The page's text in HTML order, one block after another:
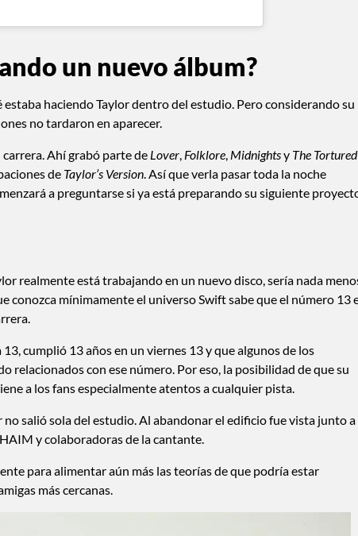
un nuevo álbum?
haciendo Taylor dentro del estudio. Pero considerando su
no tardaron en aparecer.
Ahí grabó parte de Lover, Folklore, Midnightsy The Tortured
de Taylor’s Version. Así que verla pasar toda la noche
a preguntarse si ya está preparando su siguiente
realmente está trabajando en un nuevo disco, sería nada
conozca mínimamente el universo Swift sabe que el número 13
cumplió 13 años en un viernes 13 y que algunos de los
relacionados con ese número. Por eso, la posibilidad de que su
a los fans especialmente atentos a cualquier pista.
salió sola del estudio. Al abandonar el edificio fue vista junto a
y colaboradoras de la cantante.
para alimentar aún más las teorías de que podría estar
más cercanas.